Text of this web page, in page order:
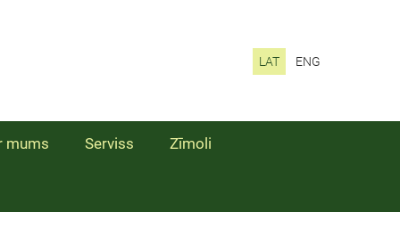
LAT ENG
mums Serviss Zīmoli